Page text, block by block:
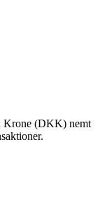
Krone (DKK) nemt